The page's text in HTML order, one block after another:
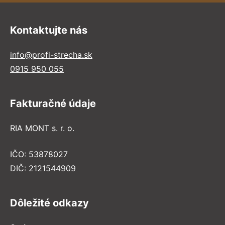
Kontaktujte nás
info@profi-strecha.sk
0915 950 055
Fakturačné údaje
RIA MONT s. r. o.
IČO: 53878027
DIČ: 2121544909
Dôležité odkazy